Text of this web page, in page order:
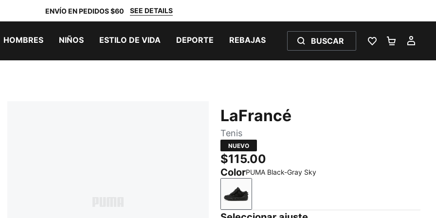
ENVÍO EN PEDIDOS $60 SEE DETAILS
HOMBRES NIÑOS ESTILO DE VIDA DEPORTE REBAJAS BUSCAR
LISTA DE
LaFrancé
Tenis
NUEVO
$115.00
ColorPUMA Black-Gray Sky
PUMA Black-Gray Sky